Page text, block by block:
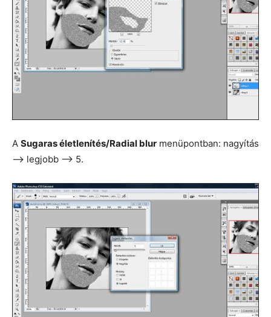
A Sugaras életlenítés/Radial blur menüpontban: nagyítás
—> legjobb —> 5.